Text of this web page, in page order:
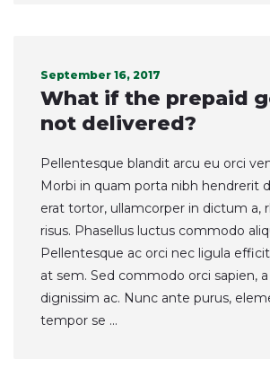
September 16, 2017
What if the prepaid
not delivered?
Pellentesque blandit arcu eu orci
Morbi in quam porta nibh hendrerit
erat tortor, ullamcorper in dictum a,
risus. Phasellus luctus commodo
Pellentesque ac orci nec ligula
at sem. Sed commodo orci sapien,
dignissim ac. Nunc ante purus,
tempor se ...